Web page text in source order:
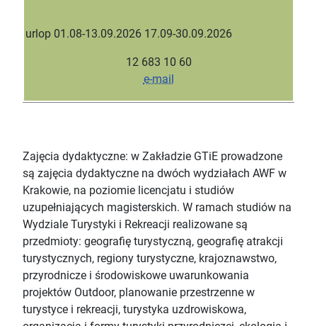
urlop 01.08-13.09.2026 17.09-30.09.2026
12 683 10 60
e-mail
Zajęcia dydaktyczne: w Zakładzie GTiE prowadzone
są zajęcia dydaktyczne na dwóch wydziałach AWF w
Krakowie, na poziomie licencjatu i studiów
uzupełniających magisterskich. W ramach studiów na
Wydziale Turystyki i Rekreacji realizowane są
przedmioty: geografię turystyczną, geografię atrakcji
turystycznych, regiony turystyczne, krajoznawstwo,
przyrodnicze i środowiskowe uwarunkowania
projektów Outdoor, planowanie przestrzenne w
turystyce i rekreacji, turystyka uzdrowiskowa,